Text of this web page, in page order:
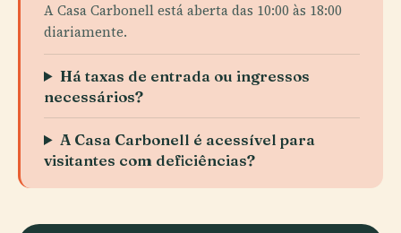
A Casa Carbonell está aberta das 10:00 às 18:00
diariamente.
Há taxas de entrada ou ingressos
necessários?
A Casa Carbonell é acessível para
visitantes com deficiências?